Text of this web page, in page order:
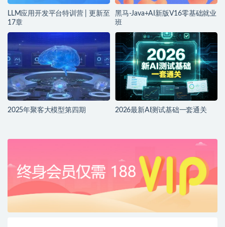
LLM应用开发平台特训营 | 更新至
17章
黑马-Java+AI新版V16零基础就业
班
2025年聚客大模型第四期 2026最新AI测试基础一套通关